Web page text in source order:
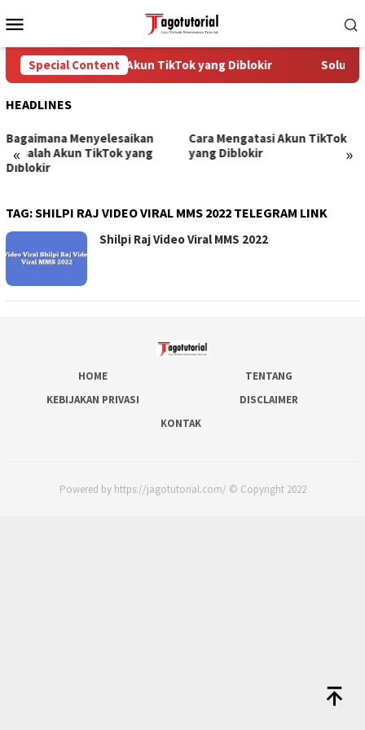
to
Menu
Special Content
Cara Mengatasi Akun TikTok yang Diblokir Solusi
HEADLINES
« »
Bagaimana Menyelesaikan
Masalah Akun TikTok yang
Diblokir
Cara Mengatasi Akun TikTok
yang Diblokir
TAG:SHILPI RAJ VIDEO VIRAL MMS 2022 TELEGRAM LINK
Shilpi Raj Video Viral MMS 2022
HOME
TENTANG
KEBIJAKAN PRIVASI
DISCLAIMER
KONTAK
Powered by https://jagotutorial.com/ © Copyright 2022